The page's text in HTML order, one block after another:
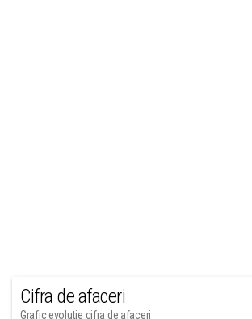
Cifra de afaceri
Grafic evolutie cifra de afaceri